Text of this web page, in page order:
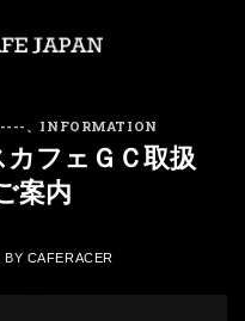
、 INFORMATION
フェＧＣ取扱
案内
BY CAFERACER